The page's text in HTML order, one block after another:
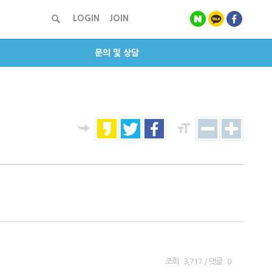
LOGIN JOIN
문의 및 상담
조회 : 3,717 / 댓글 : 0